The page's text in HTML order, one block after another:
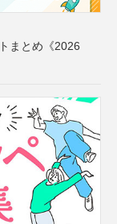
まとめ《2026